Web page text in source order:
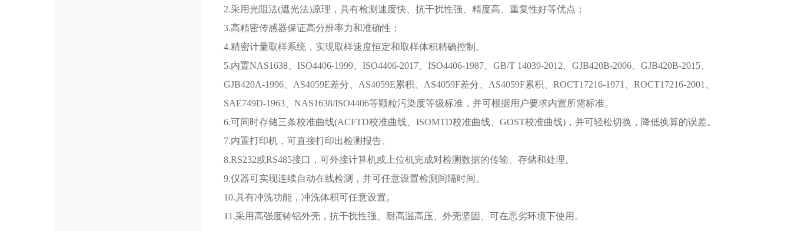
2.采用光阻法(遮光法)原理，具有检测速度快、抗干扰性强、精度高、重复性好等优点；
3.高精密传感器保证高分辨率力和准确性；
4.精密计量取样系统，实现取样速度恒定和取样体积精确控制。
5.内置NAS1638、ISO4406-1999、ISO4406-2017、ISO4406-1987、GB/T 14039-2012、GJB420B-2006、GJB420B-2015、
GJB420A-1996、AS4059E差分、AS4059E累积、AS4059F差分、AS4059F累积、ROCT17216-1971、ROCT17216-2001、
SAE749D-1963、NAS1638/ISO4406等颗粒污染度等级标准，并可根据用户要求内置所需标准。
6.可同时存储三条校准曲线(ACFTD校准曲线、ISOMTD校准曲线、GOST校准曲线)，并可轻松切换，降低换算的误差。
7.内置打印机，可直接打印出检测报告。
8.RS232或RS485接口，可外接计算机或上位机完成对检测数据的传输、存储和处理。
9.仪器可实现连续自动在线检测，并可任意设置检测间隔时间。
10.具有冲洗功能，冲洗体积可任意设置。
11.采用高强度铸铝外壳，抗干扰性强、耐高温高压、外壳坚固、可在恶劣环境下使用。